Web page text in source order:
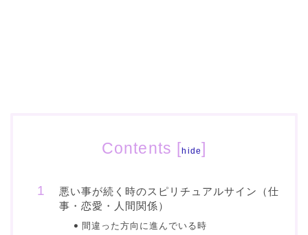
Contents [hide]
悪い事が続く時のスピリチュアルサイン（仕
事・恋愛・人間関係）
間違った方向に進んでいる時